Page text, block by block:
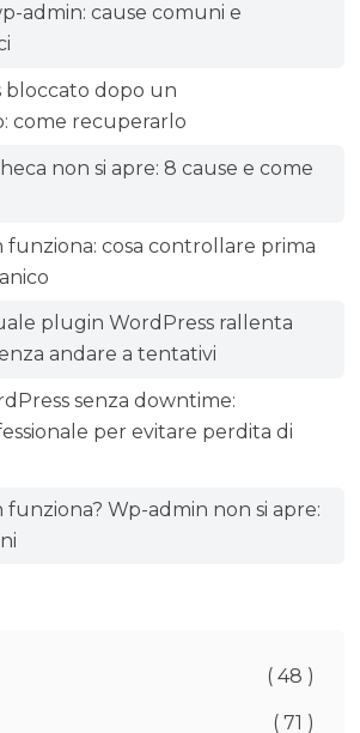
admin: cause comuni e
bloccato dopo un
come recuperarlo
non si apre: 8 cause e come
funziona: cosa controllare prima
plugin WordPress rallenta
andare a tentativi
senza downtime:
per evitare perdita di
funziona? Wp-admin non si apre:
( 48 )
( 71 )